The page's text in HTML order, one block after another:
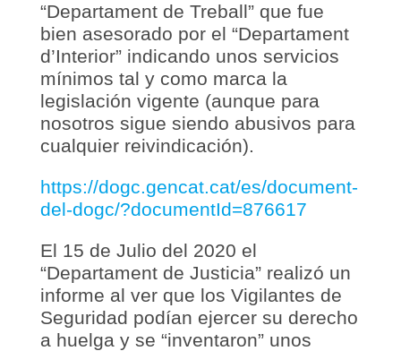
“Departament de Treball” que fue
bien asesorado por el “Departament
d’Interior” indicando unos servicios
mínimos tal y como marca la
legislación vigente (aunque para
nosotros sigue siendo abusivos para
cualquier reivindicación).
https://dogc.gencat.cat/es/document-
del-dogc/?documentId=876617
El 15 de Julio del 2020 el
“Departament de Justicia” realizó un
informe al ver que los Vigilantes de
Seguridad podían ejercer su derecho
a huelga y se “inventaron” unos